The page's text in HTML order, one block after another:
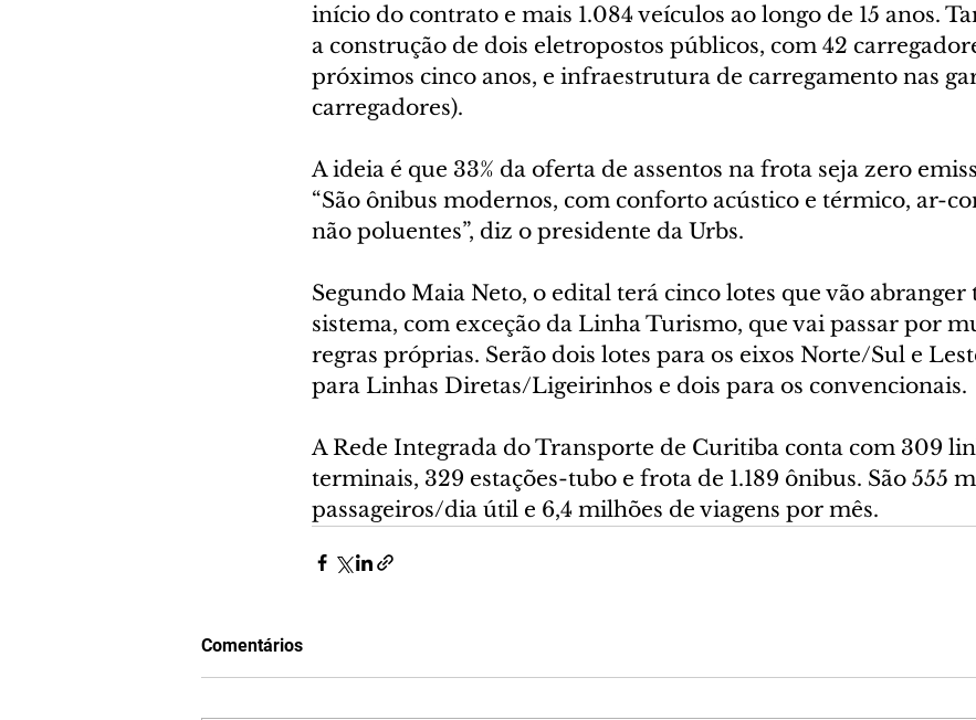
início do contrato e mais 1.084 veículos ao longo de 15 anos.
a construção de dois eletropostos públicos, com 42
próximos cinco anos, e infraestrutura de carregamento nas
carregadores).
A ideia é que 33% da oferta de assentos na frota seja zero
“São ônibus modernos, com conforto acústico e térmico, ar-
não poluentes”, diz o presidente da Urbs.
Segundo Maia Neto, o edital terá cinco lotes que vão abranger
sistema, com exceção da Linha Turismo, que vai passar por
regras próprias. Serão dois lotes para os eixos Norte/Sul e
para Linhas Diretas/Ligeirinhos e dois para os convencionais.
A Rede Integrada do Transporte de Curitiba conta com 309
terminais, 329 estações-tubo e frota de 1.189 ônibus. São 555
passageiros/dia útil e 6,4 milhões de viagens por mês.
Comentários